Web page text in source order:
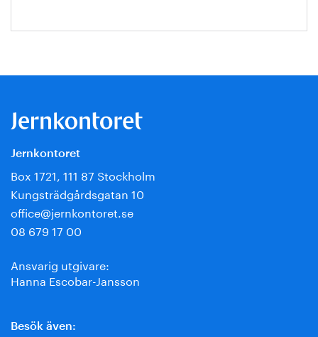
Jernkontoret
Box 1721, 111 87 Stockholm
Kungsträdgårdsgatan 10
office@jernkontoret.se
08 679 17 00
Ansvarig utgivare:
Hanna Escobar-Jansson
Besök även: